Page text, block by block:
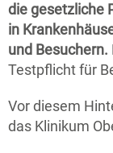
die gesetzliche
in
und Besuchern.
Testpflicht für
Vor diesem
das Klinikum